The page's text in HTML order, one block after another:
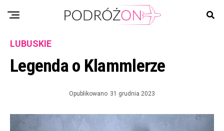
LUBUSKIE
Legenda o Klammlerze
Opublikowano 31 grudnia 2023